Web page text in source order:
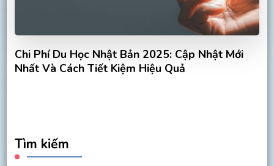
Chi Phí Du Học Nhật Bản 2025: Cập Nhật Mới
Nhất Và Cách Tiết Kiệm Hiệu Quả
Tìm kiếm